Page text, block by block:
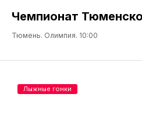
Чемпионат
Тюмень. Олимпия. 10:00
Лыжные гонки